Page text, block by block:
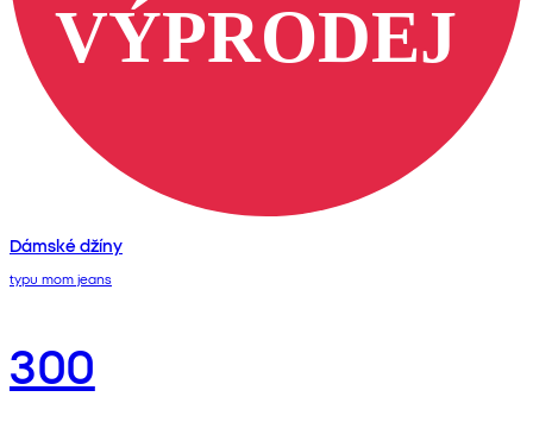
Dámské džíny
typu mom jeans
300